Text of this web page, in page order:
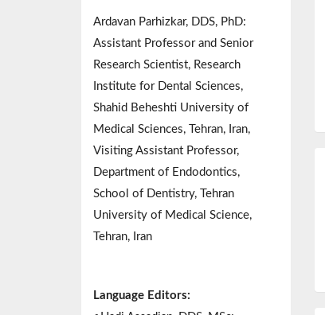
Ardavan Parhizkar, DDS, PhD:
Assistant Professor and Senior
Research Scientist, Research
Institute for Dental Sciences,
Shahid Beheshti University of
Medical Sciences, Tehran, Iran,
Visiting Assistant Professor,
Department of Endodontics,
School of Dentistry, Tehran
University of Medical Science,
Tehran, Iran
Language Editors: